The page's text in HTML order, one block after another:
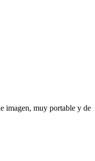
imagen, muy portable y de